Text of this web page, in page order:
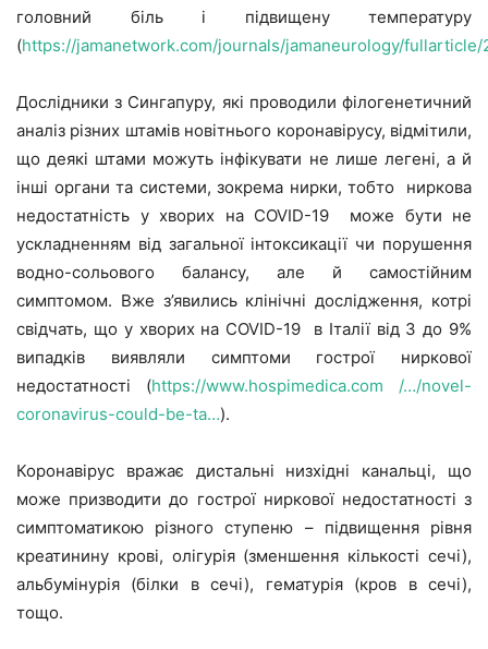
головний біль і підвищену температуру
(https://jamanetwork.com/journals/jamaneurology/
Дослідники з Сингапуру, які проводили філогенетичний
аналіз різних штамів новітнього коронавірусу, відмітили,
що деякі штами можуть інфікувати не лише легені, а й
інші органи та системи, зокрема нирки, тобто ниркова
недостатність у хворих на COVID-19 може бути не
ускладненням від загальної інтоксикації чи порушення
водно-сольового балансу, але й самостійним
симптомом. Вже з’явились клінічні дослідження, котрі
свідчать, що у хворих на COVID-19 в Італії від 3 до 9%
випадків виявляли симптоми гострої ниркової
недостатності (https://www.hospimedica.com /…/novel-
coronavirus-could-be-ta…).
Коронавірус вражає дистальні низхідні канальці, що
може призводити до гострої ниркової недостатності з
симптоматикою різного ступеню – підвищення рівня
креатинину крові, олігурія (зменшення кількості сечі),
альбумінурія (білки в сечі), гематурія (кров в сечі),
тощо.